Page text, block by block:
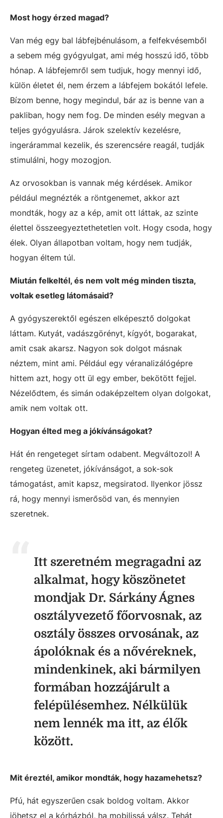
Most hogy érzed magad?
Van még egy bal lábfejbénulásom, a felfekvésemből
a sebem még gyógyulgat, ami még hosszú idő, több
hónap. A lábfejemről sem tudjuk, hogy mennyi idő,
külön életet él, nem érzem a lábfejem bokától lefele.
Bízom benne, hogy megindul, bár az is benne van a
pakliban, hogy nem fog. De minden esély megvan a
teljes gyógyulásra. Járok szelektív kezelésre,
ingerárammal kezelik, és szerencsére reagál, tudják
stimulálni, hogy mozogjon.
Az orvosokban is vannak még kérdések. Amikor
például megnézték a röntgenemet, akkor azt
mondták, hogy az a kép, amit ott láttak, az szinte
élettel összeegyeztethetetlen volt. Hogy csoda, hogy
élek. Olyan állapotban voltam, hogy nem tudják,
hogyan éltem túl.
Miután felkeltél, és nem volt még minden tiszta,
voltak esetleg látomásaid?
A gyógyszerektől egészen elképesztő dolgokat
láttam. Kutyát, vadászgörényt, kígyót, bogarakat,
amit csak akarsz. Nagyon sok dolgot másnak
néztem, mint ami. Például egy véranalizálógépre
hittem azt, hogy ott ül egy ember, bekötött fejjel.
Nézelődtem, és simán odaképzeltem olyan dolgokat,
amik nem voltak ott.
Hogyan élted meg a jókívánságokat?
Hát én rengeteget sírtam odabent. Megváltozol! A
rengeteg üzenetet, jókívánságot, a sok-sok
támogatást, amit kapsz, megsiratod. Ilyenkor jössz
rá, hogy mennyi ismerősöd van, és mennyien
szeretnek.
Itt szeretném megragadni az
alkalmat, hogy köszönetet
mondjak Dr. Sárkány Ágnes
osztályvezető főorvosnak, az
osztály összes orvosának, az
ápolóknak és a nővéreknek,
mindenkinek, aki bármilyen
formában hozzájárult a
felépülésemhez. Nélkülük
nem lennék ma itt, az élők
között.
Mit éreztél, amikor mondták, hogy hazamehetsz?
Pfú, hát egyszerűen csak boldog voltam. Akkor
jöhetsz el a kórházból, ha mobilissá válsz. Tehát